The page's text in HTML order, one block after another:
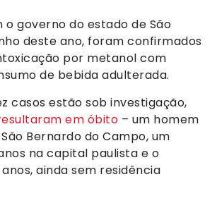
o governo do estado de São
deste ano, foram confirmados
por metanol com
de bebida adulterada.
casos estão sob investigação,
em óbito – um homem
Bernardo do Campo, um
na capital paulista e o
ainda sem residência